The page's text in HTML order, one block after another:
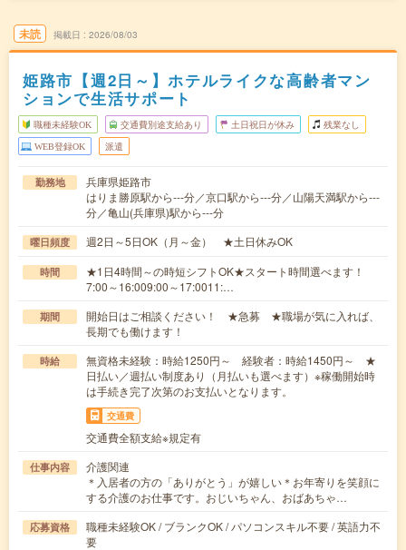
未読 掲載日 2026/08/03
姫路市【週2日～】ホテルライクな高齢者マン
ションで生活サポート
職種未経験OK 交通費別途支給あり 土日祝日が休み 残業なし
WEB登録OK 派遣
勤務地
兵庫県姫路市
はりま勝原駅から---分／京口駅から---分／山陽天満駅から---
分／亀山(兵庫県)駅から---分
曜日頻度 週2日～5日OK（月～金） ★土日休みOK
時間
★1日4時間～の時短シフトOK★スタート時間選べます！
7:00～16:009:00～17:0011:…
期間
開始日はご相談ください！ ★急募 ★職場が気に入れば、
長期でも働けます！
時給
無資格未経験：時給1250円～ 経験者：時給1450円～ ★
日払い／週払い制度あり（月払いも選べます）※稼働開始時
は手続き完了次第のお支払いとなります。
交通費
交通費全額支給※規定有
仕事内容
介護関連
＊入居者の方の「ありがとう」が嬉しい＊お年寄りを笑顔に
する介護のお仕事です。おじいちゃん、おばあちゃ…
応募資格
職種未経験OK / ブランクOK / パソコンスキル不要 / 英語力不
要